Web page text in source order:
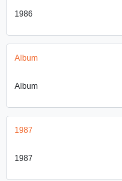
1986
Album
Album
1987
1987